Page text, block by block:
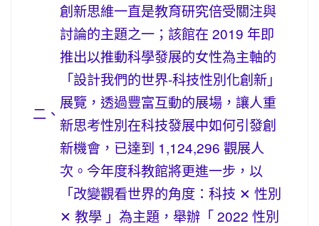
二、
創新思維一直是教育研究倍受關注與
討論的主題之一；該館在 2019 年即
推出以推動科學發展的女性為主軸的
「設計我們的世界-科技性別化創新」
展覽，透過豐富互動的展場，讓人重
新思考性別在科技發展中如何引發創
新機會，已達到 1,124,296 觀展人
次。今年度科教館將更進一步，以
「改變觀看世界的角度：科技 ✕ 性別
✕ 教學 」為主題，舉辦「 2022 性別